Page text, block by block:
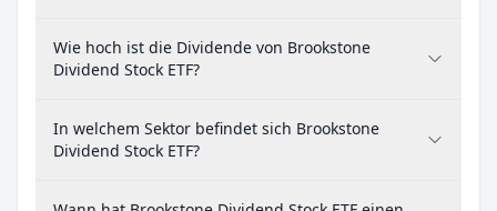
Wie hoch ist die Dividende von Brookstone
Dividend Stock ETF?
In welchem Sektor befindet sich Brookstone
Dividend Stock ETF?